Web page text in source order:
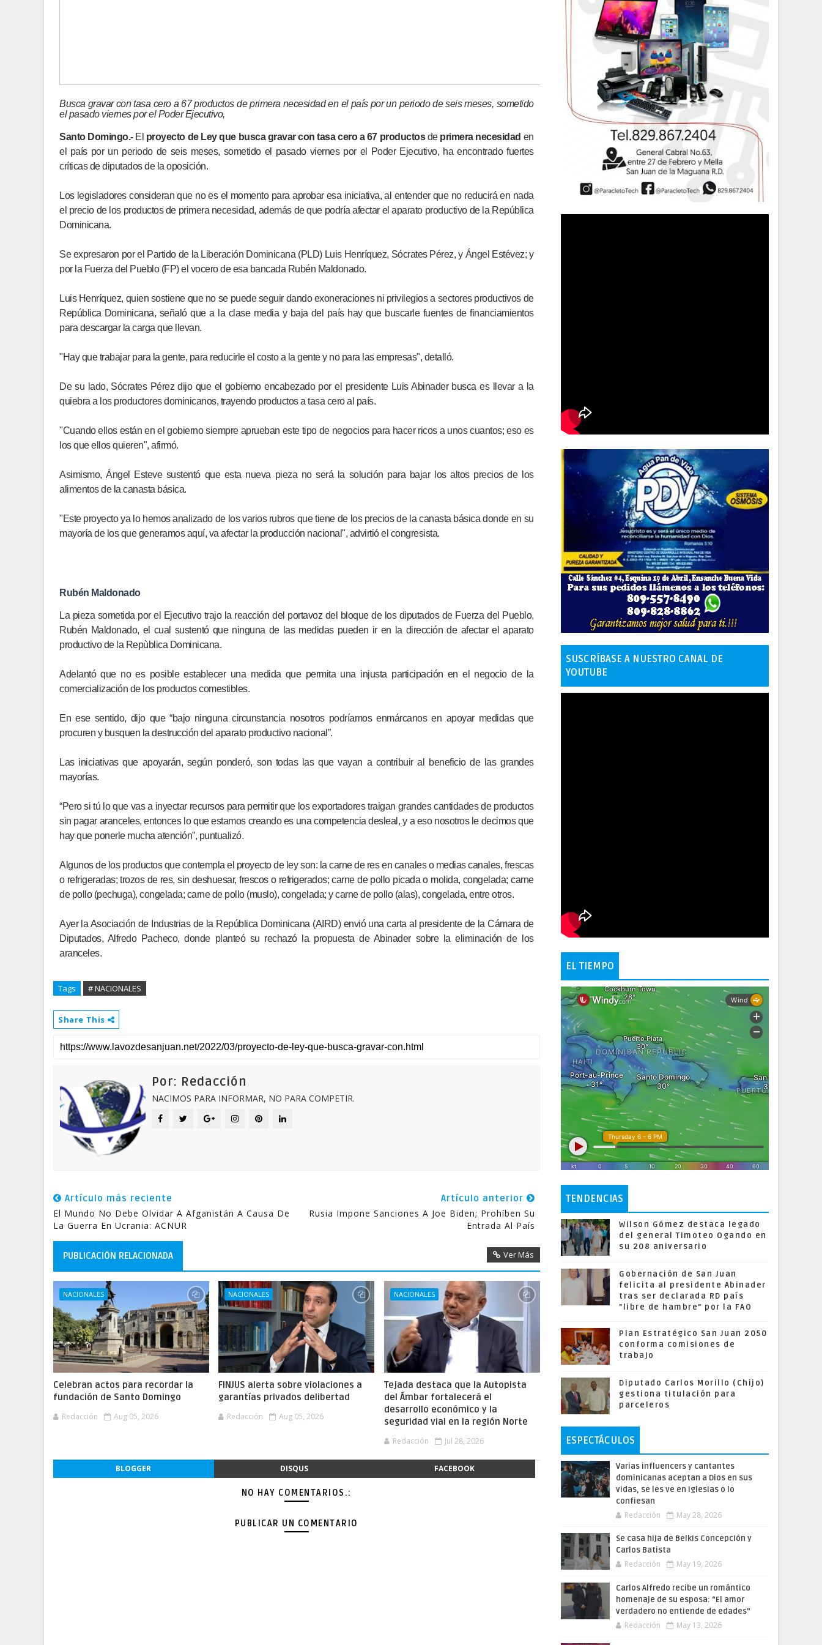
Busca gravar con tasa cero a 67 productos de primera necesidad en el país por un periodo de seis meses, sometido
el pasado viernes por el Poder Ejecutivo,
Santo Domingo.-El proyecto de Ley que busca gravar con tasa cero a 67 productosde primera necesidad en
el país por un periodo de seis meses, sometido el pasado viernes por el Poder Ejecutivo, ha encontrado fuertes
críticas de diputados de la oposición.
Los legisladores consideran que no es el momento para aprobar esa iniciativa, al entender que no reducirá en nada
el precio de los productos de primera necesidad, además de que podría afectar el aparato productivo de la República
Dominicana.
Se expresaron por el Partido de la Liberación Dominicana (PLD) Luis Henríquez, Sócrates Pérez, y Ángel Estévez; y
por la Fuerza del Pueblo (FP) el vocero de esa bancada Rubén Maldonado.
Luis Henríquez, quien sostiene que no se puede seguir dando exoneraciones ni privilegios a sectores productivos de
República Dominicana, señaló que a la clase media y baja del país hay que buscarle fuentes de financiamientos
para descargar la carga que llevan.
"Hay que trabajar para la gente, para reducirle el costo a la gente y no para las empresas", detalló.
De su lado, Sócrates Pérez dijo que el gobierno encabezado por el presidente Luis Abinader busca es llevar a la
quiebra a los productores dominicanos, trayendo productos a tasa cero al país.
"Cuando ellos están en el gobierno siempre aprueban este tipo de negocios para hacer ricos a unos cuantos; eso es
los que ellos quieren", afirmó.
Asimismo, Ángel Esteve sustentó que esta nueva pieza no será la solución para bajar los altos precios de los
alimentos de la canasta básica.
"Este proyecto ya lo hemos analizado de los varios rubros que tiene de los precios de la canasta básica donde en su
mayoría de los que generamos aquí, va afectar la producción nacional", advirtió el congresista.
Rubén Maldonado
La pieza sometida por el Ejecutivo trajo la reacción del portavoz del bloque de los diputados de Fuerza del Pueblo,
Rubén Maldonado, el cual sustentó que ninguna de las medidas pueden ir en la dirección de afectar el aparato
productivo de la Repùblica Dominicana.
Adelantó que no es posible establecer una medida que permita una injusta participación en el negocio de la
comercialización de los productos comestibles.
En ese sentido, dijo que “bajo ninguna circunstancia nosotros podríamos enmárcanos en apoyar medidas que
procuren y busquen la destrucción del aparato productivo nacional”.
Las iniciativas que apoyarán, según ponderó, son todas las que vayan a contribuir al beneficio de las grandes
mayorías.
“Pero si tú lo que vas a inyectar recursos para permitir que los exportadores traigan grandes cantidades de productos
sin pagar aranceles, entonces lo que estamos creando es una competencia desleal, y a eso nosotros le decimos que
hay que ponerle mucha atención”, puntualizó.
Algunos de los productos que contempla el proyecto de ley son: la carne de res en canales o medias canales, frescas
o refrigeradas; trozos de res, sin deshuesar, frescos o refrigerados; carne de pollo picada o molida, congelada; carne
de pollo (pechuga), congelada; carne de pollo (muslo), congelada; y carne de pollo (alas), congelada, entre otros.
Ayer la Asociación de Industrias de la República Dominicana (AIRD) envió una carta al presidente de la Cámara de
Diputados, Alfredo Pacheco, donde planteó su rechazó la propuesta de Abinader sobre la eliminación de los
aranceles.
Tags # NACIONALES
Share This
Por: Redacción
NACIMOS PARA INFORMAR, NO PARA COMPETIR.
Artículo más reciente
El Mundo No Debe Olvidar A Afganistán A Causa De
La Guerra En Ucrania: ACNUR
Artículo anterior
Rusia Impone Sanciones A Joe Biden; Prohíben Su
Entrada Al País
PUBLICACIÓN RELACIONADA Ver Más
NACIONALES
Celebran actos para recordar la
fundación de Santo Domingo
Redacción Aug 05, 2026
NACIONALES
FINJUS alerta sobre violaciones a
garantías privados delibertad
Redacción Aug 05, 2026
NACIONALES
Tejada destaca que la Autopista
del Ámbar fortalecerá el
desarrollo económico y la
seguridad vial en la región Norte
Redacción Jul 28, 2026
BLOGGER DISQUS FACEBOOK
NO HAY COMENTARIOS.:
PUBLICAR UN COMENTARIO
SUSCRÍBASE A NUESTRO CANAL DE
YOUTUBE
EL TIEMPO
TENDENCIAS
Wilson Gómez destaca legado
del general Timoteo Ogando en
su 208 aniversario
Gobernación de San Juan
felicita al presidente Abinader
tras ser declarada RD país
"libre de hambre" por la FAO
Plan Estratégico San Juan 2050
conforma comisiones de
trabajo
Diputado Carlos Morillo (Chijo)
gestiona titulación para
parceleros
ESPECTÁCULOS
Varias influencers y cantantes
dominicanas aceptan a Dios en sus
vidas, se les ve en iglesias o lo
confiesan
Redacción May 28, 2026
Se casa hija de Belkis Concepción y
Carlos Batista
Redacción May 19, 2026
Carlos Alfredo recibe un romántico
homenaje de su esposa: “El amor
verdadero no entiende de edades”
Redacción May 13, 2026